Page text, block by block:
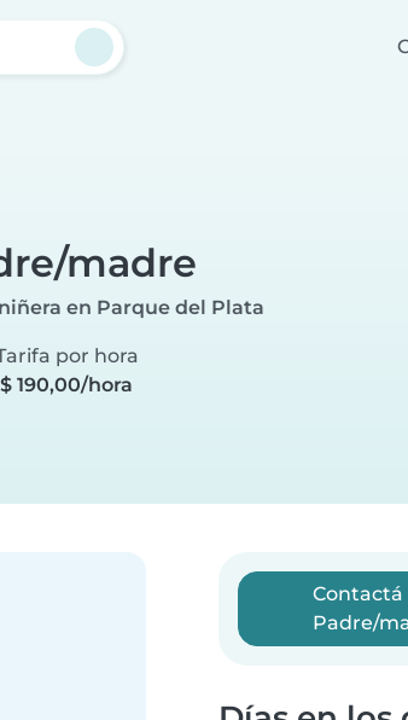
madre
en Parque del Plata
por hora
$ 190,00/hora
Contactá
Padre/